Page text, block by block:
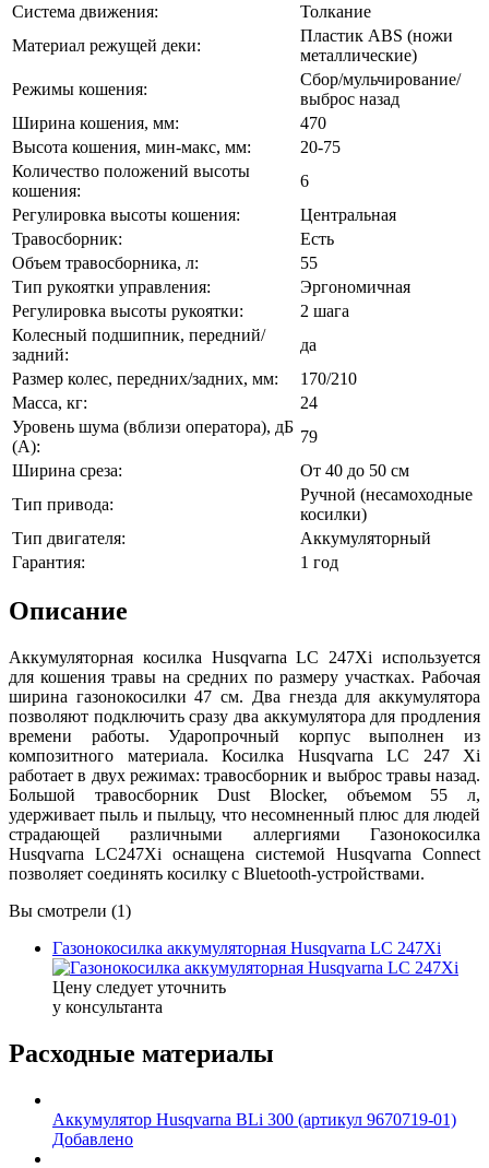
Система движения:
Толкание
Материал режущей деки:
Пластик ABS (ножи
металлические)
Режимы кошения:
Сбор/мульчирование/
выброс назад
Ширина кошения, мм:
470
Высота кошения, мин-макс, мм:
20-75
Количество положений высоты
кошения:
6
Регулировка высоты кошения:
Центральная
Травосборник:
Есть
Объем травосборника, л:
55
Тип рукоятки управления:
Эргономичная
Регулировка высоты рукоятки:
2 шага
Колесный подшипник, передний/
задний:
да
Размер колес, передних/задних, мм:
170/210
Масса, кг:
24
Уровень шума (вблизи оператора), дБ
(А):
79
Ширина среза:
От 40 до 50 см
Тип привода:
Ручной (несамоходные
косилки)
Тип двигателя:
Аккумуляторный
Гарантия:
1 год
Описание
Аккумуляторная косилка Husqvarna LC 247Xi используется
для кошения травы на средних по размеру участках. Рабочая
ширина газонокосилки 47 см. Два гнезда для аккумулятора
позволяют подключить сразу два аккумулятора для продления
времени работы. Ударопрочный корпус выполнен из
композитного материала. Косилка Husqvarna LC 247 Xi
работает в двух режимах: травосборник и выброс травы назад.
Большой травосборник Dust Blocker, объемом 55 л,
удерживает пыль и пыльцу, что несомненный плюс для людей
страдающей различными аллергиями Газонокосилка
Husqvarna LC247Xi оснащена системой Husqvarna Connect
позволяет соединять косилку с Bluetooth-устройствами.
Вы смотрели (1)
Газонокосилка аккумуляторная Husqvarna LC 247Xi
Цену следует уточнить
у консультанта
Расходные материалы
Аккумулятор Husqvarna BLi 300 (артикул 9670719-01)
Добавлено